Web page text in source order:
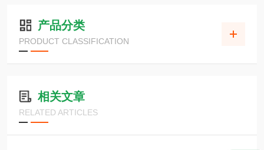
产品分类
PRODUCT CLASSIFICATION
相关文章
RELATED ARTICLES